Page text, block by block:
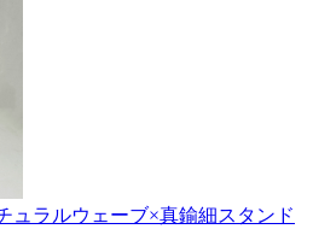
ラルウェーブ×真鍮細スタンド